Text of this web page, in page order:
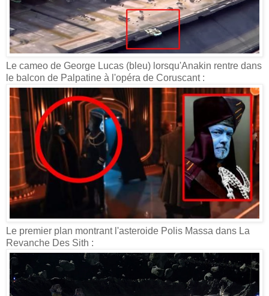
Le cameo de George Lucas (bleu) lorsqu'Anakin rentre dans
le balcon de Palpatine à l'opéra de Coruscant :
Le premier plan montrant l'asteroide Polis Massa dans La
Revanche Des Sith :